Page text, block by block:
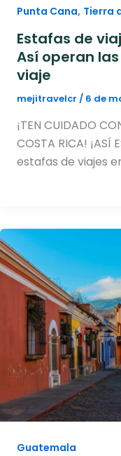
Punta Cana, Tierra
Estafas de
Así operan
viaje
mejitravelcr / 6 de
¡TEN CUIDADO
COSTA RICA! ¡ASÍ
estafas de viajes
Guatemala